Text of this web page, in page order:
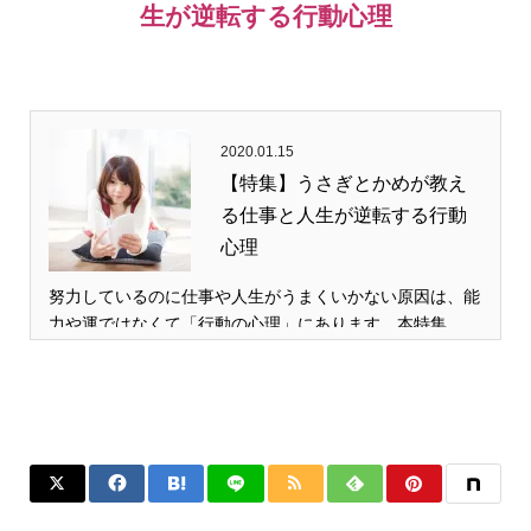
生が逆転する行動心理
2020.01.15
【特集】うさぎとかめが教え
る仕事と人生が逆転する行動
心理
努力しているのに仕事や人生がうまくいかない原因は、能
力や運ではなくて「行動の心理」にあります。本特集…